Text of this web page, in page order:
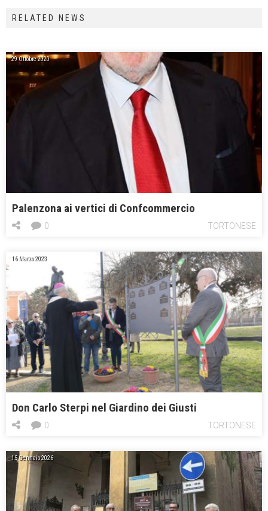
RELATED NEWS
29 Ottobre 2020
Palenzona ai vertici di Confcommercio
TORTONESE
0
16 Marzo 2023
Don Carlo Sterpi nel Giardino dei Giusti
TORTONESE
0
15 Gennaio 2026